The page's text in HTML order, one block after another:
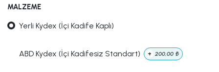
MALZEME
Yerli Kydex (İçi Kadife Kaplı)
ABD Kydex (İçi Kadifesiz Standart) + 200,00 ₺